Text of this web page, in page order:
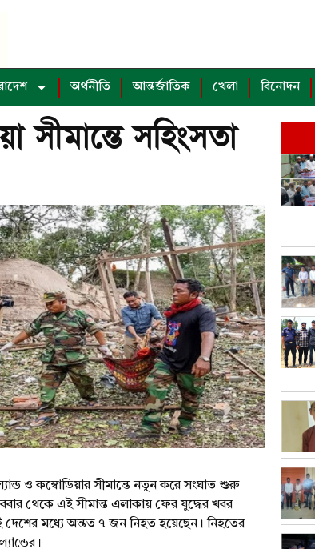
অর্থনীতি আন্তর্জাতিক খেলা বিনোদন
সীমান্তে সহিংসতা
ও কম্বোডিয়ার সীমান্তে নতুন করে সংঘাত শুরু
থেকে এই সীমান্ত এলাকায় ফের যুদ্ধের খবর
দেশের মধ্যে অন্তত ৭ জন নিহত হয়েছেন। নিহতের